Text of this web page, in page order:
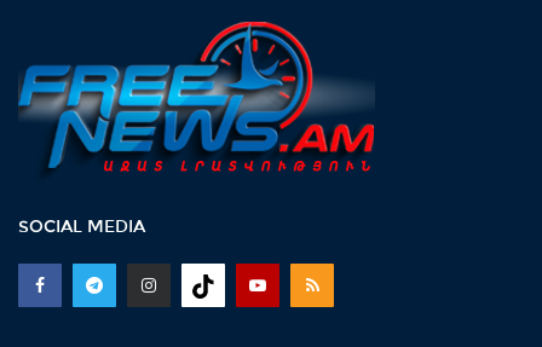
SOCIAL MEDIA